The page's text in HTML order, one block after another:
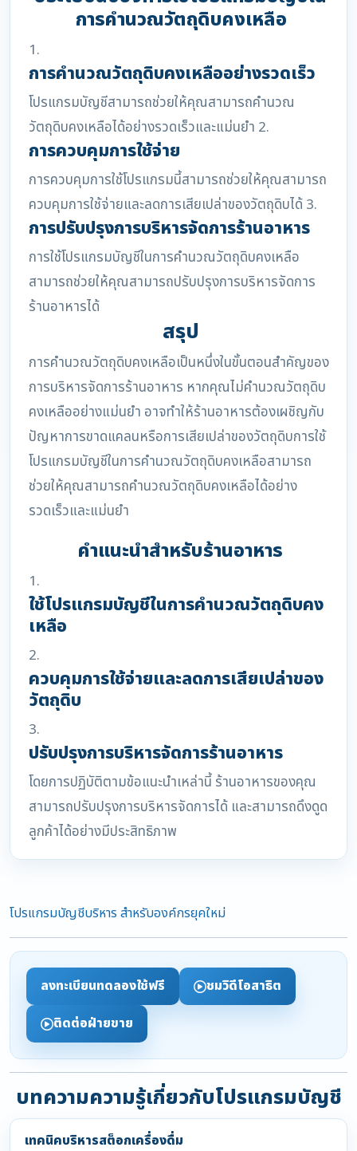
การคำนวณวัตถุดิบคงเหลือ
1.
การคำนวณวัตถุดิบคงเหลืออย่างรวดเร็ว
โปรแกรมบัญชีสามารถช่วยให้คุณสามารถคำนวณ
วัตถุดิบคงเหลือได้อย่างรวดเร็วและแม่นยำ 2.
การควบคุมการใช้จ่าย
การควบคุมการใช้โปรแกรมนี้สามารถช่วยให้คุณสามารถ
ควบคุมการใช้จ่ายและลดการเสียเปล่าของวัตถุดิบได้ 3.
การปรับปรุงการบริหารจัดการร้านอาหาร
การใช้โปรแกรมบัญชีในการคำนวณวัตถุดิบคงเหลือ
สามารถช่วยให้คุณสามารถปรับปรุงการบริหารจัดการ
ร้านอาหารได้
สรุป
การคำนวณวัตถุดิบคงเหลือเป็นหนึ่งในขั้นตอนสำคัญของ
การบริหารจัดการร้านอาหาร หากคุณไม่คำนวณวัตถุดิบ
คงเหลืออย่างแม่นยำ อาจทำให้ร้านอาหารต้องเผชิญกับ
ปัญหาการขาดแคลนหรือการเสียเปล่าของวัตถุดิบการใช้
โปรแกรมบัญชีในการคำนวณวัตถุดิบคงเหลือสามารถ
ช่วยให้คุณสามารถคำนวณวัตถุดิบคงเหลือได้อย่าง
รวดเร็วและแม่นยำ
คำแนะนำสำหรับร้านอาหาร
1.
ใช้โปรแกรมบัญชีในการคำนวณวัตถุดิบคง
เหลือ
2.
ควบคุมการใช้จ่ายและลดการเสียเปล่าของ
วัตถุดิบ
3.
ปรับปรุงการบริหารจัดการร้านอาหาร
โดยการปฏิบัติตามข้อแนะนำเหล่านี้ ร้านอาหารของคุณ
สามารถปรับปรุงการบริหารจัดการได้ และสามารถดึงดูด
ลูกค้าได้อย่างมีประสิทธิภาพ
โปรแกรมบัญชีบริหาร สำหรับองค์กรยุคใหม่
ลงทะเบียนทดลองใช้ฟรี
ชมวิดีโอสาธิต
ติดต่อฝ่ายขาย
บทความความรู้เกี่ยวกับโปรแกรมบัญชี
เทคนิคบริหารสต็อกเครื่องดื่ม